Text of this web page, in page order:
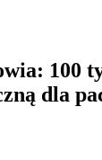
100
dla